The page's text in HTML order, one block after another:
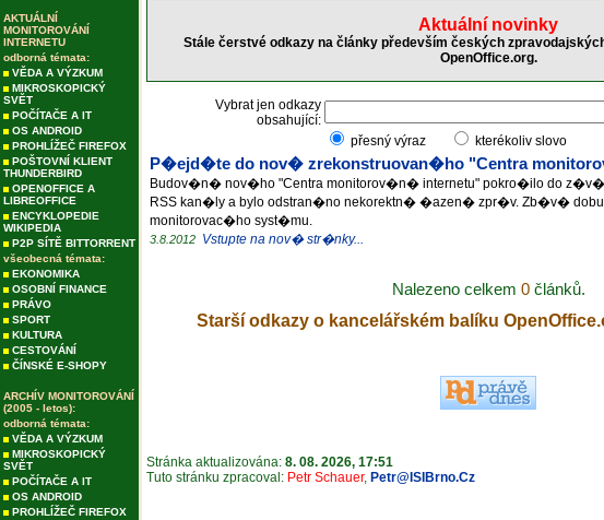
AKTUÁLNÍ
MONITOROVÁNÍ
INTERNETU
odborná témata:
VĚDA A VÝZKUM
MIKROSKOPICKÝ
SVĚT
POČÍTAČE A IT
OS ANDROID
PROHLÍŽEČ FIREFOX
POŠTOVNÍ KLIENT
THUNDERBIRD
OPENOFFICE A
LIBREOFFICE
ENCYKLOPEDIE
WIKIPEDIA
P2P SÍTĚ BITTORRENT
všeobecná témata:
EKONOMIKA
OSOBNÍ FINANCE
PRÁVO
SPORT
KULTURA
CESTOVÁNÍ
ČÍNSKÉ E-SHOPY
ARCHÍV MONITOROVÁNÍ
(2005 - letos):
odborná témata:
VĚDA A VÝZKUM
MIKROSKOPICKÝ
SVĚT
POČÍTAČE A IT
OS ANDROID
PROHLÍŽEČ FIREFOX
Aktuální novinky
Stále čerstvé odkazy na články především českých
OpenOffice.org.
Vybrat jen odkazy
obsahující:
přesný výraz
kterékoliv slovo
P�ejd�te do nov� zrekonstruovan�ho "Centra
Budov�n� nov�ho "Centra monitorov�n� internetu" pokro�ilo do
RSS kan�ly a bylo odstran�no nekorektn� �azen� zpr�v. Zb�v�
monitorovac�ho syst�mu.
3.8.2012 Vstupte na nov� str�nky...
Nalezeno celkem 0článků.
Starší odkazy o kancelářském balíku
Stránka aktualizována: 8. 08. 2026, 17:51
Tuto stránku zpracoval: Petr Schauer, Petr@ISIBrno.Cz